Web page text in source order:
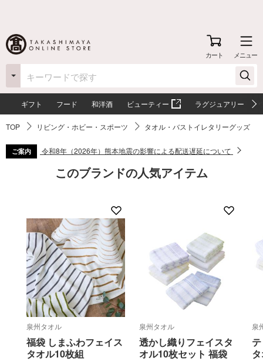
カート メニュー
ギフト フード 和洋酒 ビューティー ラグジュアリー
TOP リビング・ホビー・スポーツ タオル・バストイレタリーグッズ
ご案内 令和8年（2026年）熊本地震の影響による配送遅延について
このブランドの人気アイテム
泉州タオル
福袋 しまふわフェイス
タオル10枚組
泉州タオル
透かし織りフェイスタ
オル10枚セット 福袋
泉